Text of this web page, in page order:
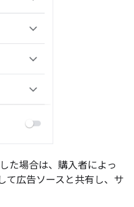
た場合は、購入者によっ
て広告ソースと共有し、サ